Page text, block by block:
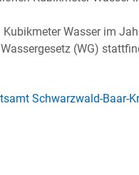
Wasser im
(WG)
Schwarzwald-Baar-